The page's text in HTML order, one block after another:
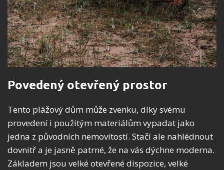
Povedený otevřený prostor
Tento plážový dům může zvenku, díky svému
provedení i použitým materiálům vypadat jako
jedna z původních nemovitostí. Stačí ale nahlédnout
dovnitř a je jasně patrné, že na vás dýchne moderna.
Základem jsou velké otevřené dispozice, velké